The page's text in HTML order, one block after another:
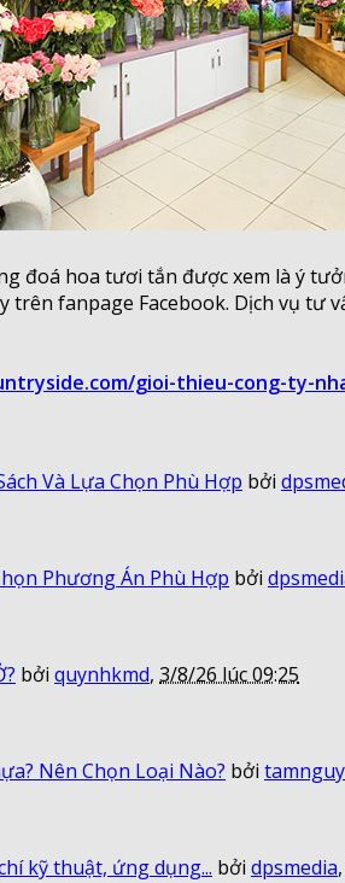
đoá hoa tươi tắn được xem là ý
trên fanpage Facebook. Dịch vụ
gioi-thieu-cong-ty-
Và Lựa Chọn Phù Hợp bởi
Phương Án Phù Hợp bởi
bởi quynhkmd, 3/8/26 lúc 09:25
Nên Chọn Loại Nào? bởi
kỹ thuật, ứng dụng... bởi dpsmedia,